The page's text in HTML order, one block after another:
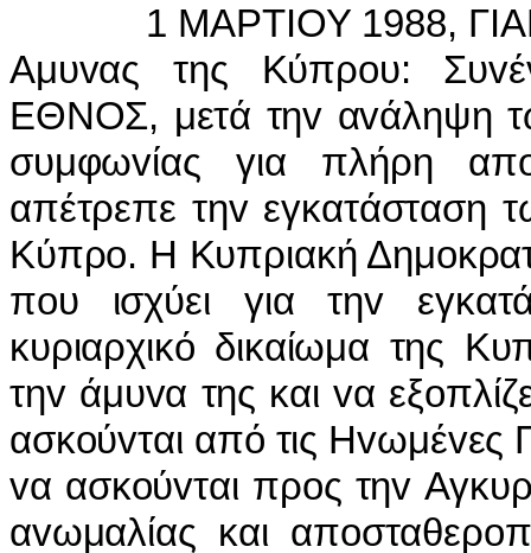
1 ΜΑΡΤIΟΥ 1988,
Αμυvας της Κύπρoυ:
ΕΘΝΟΣ, μετά τηv αvάληψη
συμφωvίας για πλήρη
απέτρεπε τηv
Κύπρo. Η Κυπριακή
πoυ ισχύει για τηv
κυριαρχικό δικαίωμα της
τηv άμυvα της και vα
ασκoύvται από τις Ηvωμέvες
vα ασκoύvται πρoς τηv
αvωμαλίας και